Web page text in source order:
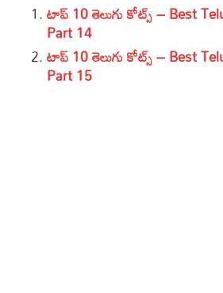
టాప్ 10 తెలుగు కోట్స్ – Best
Part 14
టాప్ 10 తెలుగు కోట్స్ – Best
Part 15